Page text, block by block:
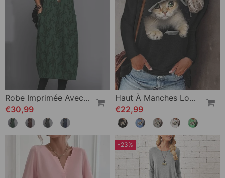
Robe Imprimée Avec Poche Et Manches Longues
€30,99
Haut À Manches Longues Avec Imprimé Chat
€22,99
-23%